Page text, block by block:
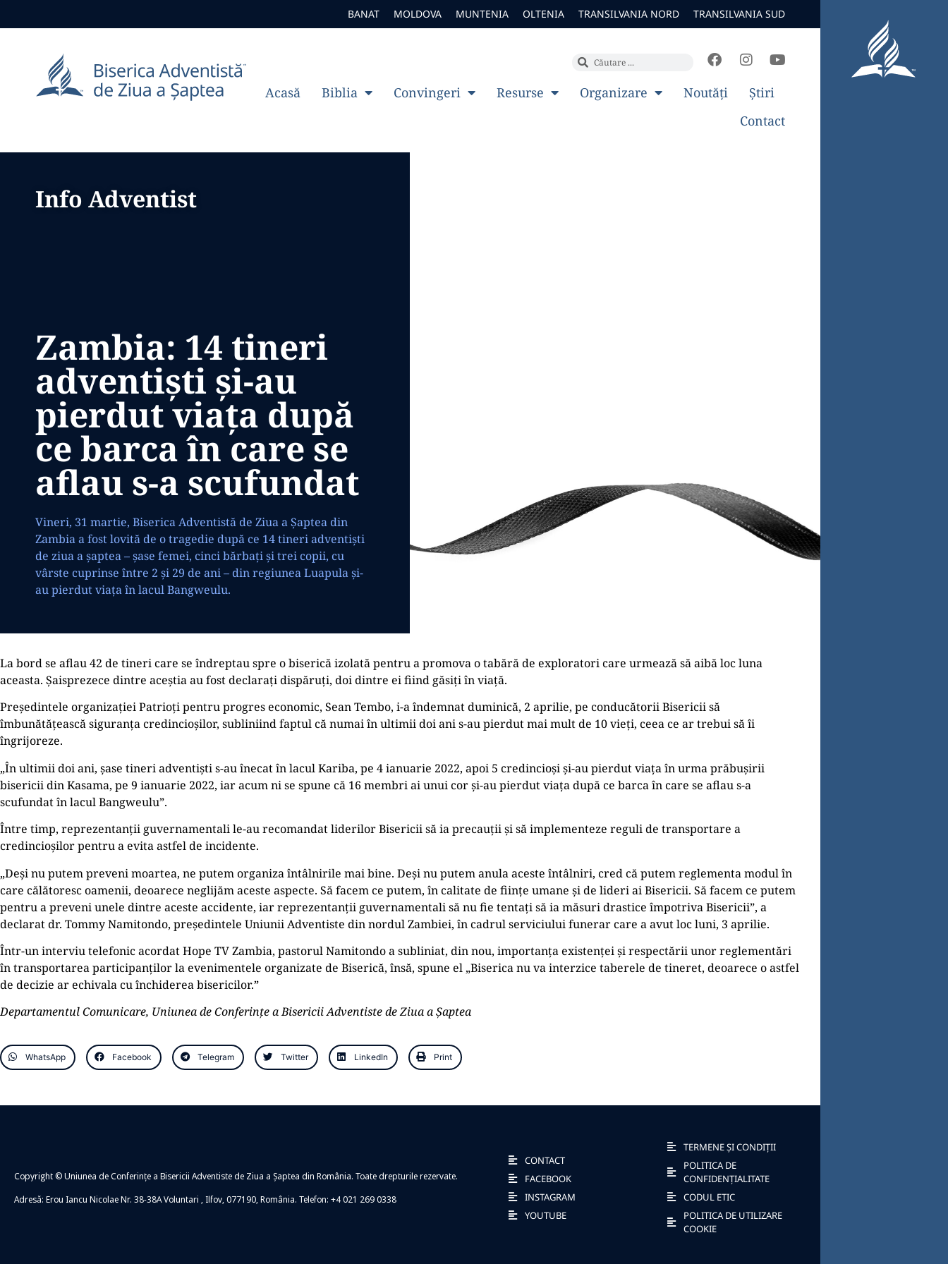
BANAT MOLDOVA MUNTENIA OLTENIA TRANSILVANIA NORD TRANSILVANIA SUD
Acasă Biblia Convingeri Resurse Organizare Noutăți
Știri
Contact
Info Adventist
Zambia: 14 tineri
adventiști și-au
pierdut viața după
ce barca în care se
aflau s-a scufundat
Vineri, 31 martie, Biserica Adventistă de Ziua a Șaptea din
Zambia a fost lovită de o tragedie după ce 14 tineri adventiști
de ziua a șaptea – șase femei, cinci bărbați și trei copii, cu
vârste cuprinse între 2 și 29 de ani – din regiunea Luapula și-
au pierdut viața în lacul Bangweulu.
La bord se aflau 42 de tineri care se îndreptau spre o biserică izolată pentru a promova o tabără de exploratori care urmează să aibă loc luna
aceasta. Șaisprezece dintre aceștia au fost declarați dispăruți, doi dintre ei fiind găsiți în viață.
Președintele organizației Patrioți pentru progres economic, Sean Tembo, i-a îndemnat duminică, 2 aprilie, pe conducătorii Bisericii să
îmbunătățească siguranța credincioșilor, subliniind faptul că numai în ultimii doi ani s-au pierdut mai mult de 10 vieți, ceea ce ar trebui să îi
îngrijoreze.
„În ultimii doi ani, șase tineri adventiști s-au înecat în lacul Kariba, pe 4 ianuarie 2022, apoi 5 credincioși și-au pierdut viața în urma prăbușirii
bisericii din Kasama, pe 9 ianuarie 2022, iar acum ni se spune că 16 membri ai unui cor și-au pierdut viața după ce barca în care se aflau s-a
scufundat în lacul Bangweulu”.
Între timp, reprezentanții guvernamentali le-au recomandat liderilor Bisericii să ia precauții și să implementeze reguli de transportare a
credincioșilor pentru a evita astfel de incidente.
„Deși nu putem preveni moartea, ne putem organiza întâlnirile mai bine. Deși nu putem anula aceste întâlniri, cred că putem reglementa modul în
care călătoresc oamenii, deoarece neglijăm aceste aspecte. Să facem ce putem, în calitate de ființe umane și de lideri ai Bisericii. Să facem ce putem
pentru a preveni unele dintre aceste accidente, iar reprezentanții guvernamentali să nu fie tentați să ia măsuri drastice împotriva Bisericii”, a
declarat dr. Tommy Namitondo, președintele Uniunii Adventiste din nordul Zambiei, în cadrul serviciului funerar care a avut loc luni, 3 aprilie.
Într-un interviu telefonic acordat Hope TV Zambia, pastorul Namitondo a subliniat, din nou, importanța existenței și respectării unor reglementări
în transportarea participanților la evenimentele organizate de Biserică, însă, spune el „Biserica nu va interzice taberele de tineret, deoarece o astfel
de decizie ar echivala cu închiderea bisericilor.”
Departamentul Comunicare, Uniunea de Conferințe a Bisericii Adventiste de Ziua a Șaptea
WhatsApp Facebook Telegram Twitter LinkedIn Print
Copyright © Uniunea de Conferințe a Bisericii Adventiste de Ziua a Șaptea din România. Toate drepturile rezervate.
Adresă: Erou Iancu Nicolae Nr. 38-38A Voluntari , Ilfov, 077190, România. Telefon: +4 021 269 0338
CONTACT
FACEBOOK
INSTAGRAM
YOUTUBE
TERMENE ȘI CONDIȚII
POLITICA DE
CONFIDENȚIALITATE
CODUL ETIC
POLITICA DE UTILIZARE
COOKIE